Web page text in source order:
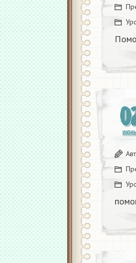
ИЮНЬ